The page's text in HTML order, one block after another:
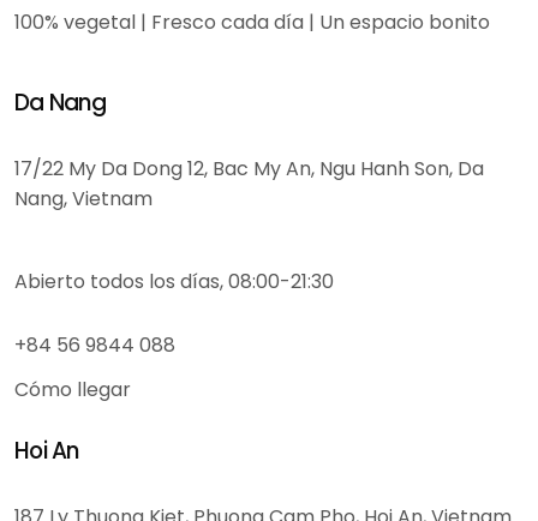
100% vegetal | Fresco cada día | Un espacio bonito
Da Nang
17/22 My Da Dong 12, Bac My An, Ngu Hanh Son, Da
Nang, Vietnam
Abierto todos los días, 08:00-21:30
+84 56 9844 088
Cómo llegar
Hoi An